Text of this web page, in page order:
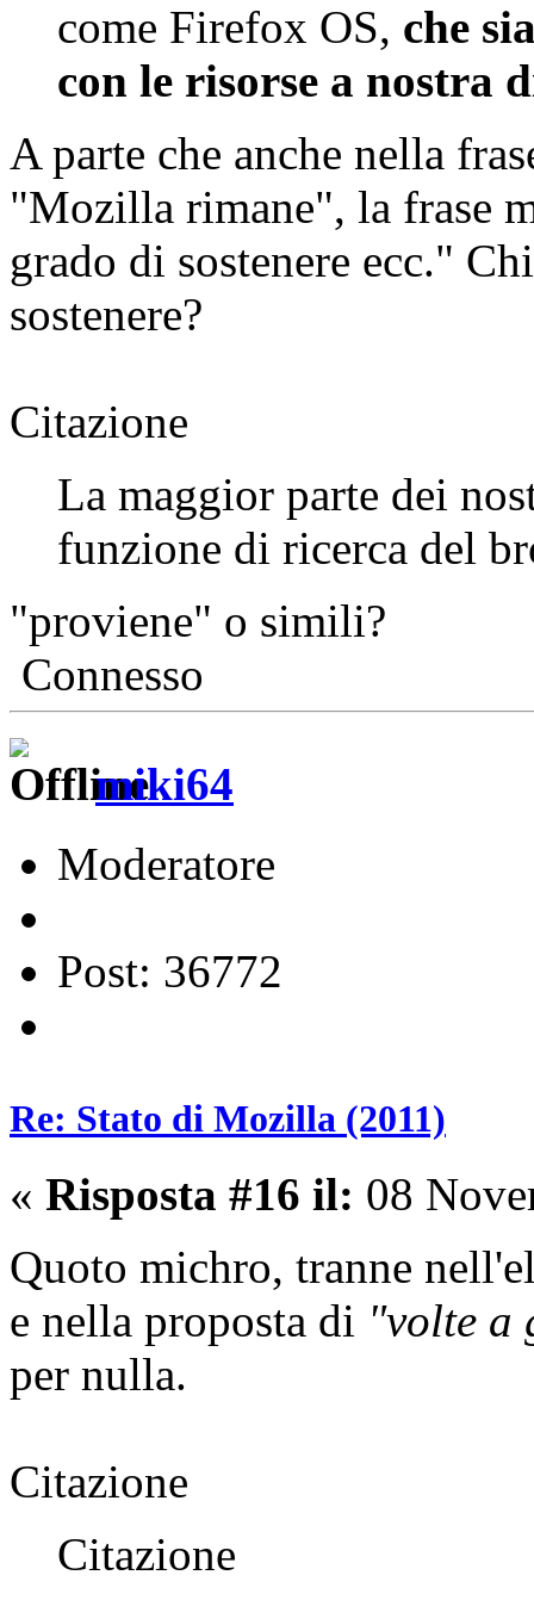
come Firefox OS, che
con le risorse a nostra
A parte che anche nella
"Mozilla rimane", la frase
grado di sostenere ecc."
sostenere?
Citazione
La maggior parte dei
funzione di ricerca del
"proviene" o simili?
Connesso
miki64
Moderatore
Post: 36772
Re: Stato di Mozilla (2011)
« Risposta #16 il: 08
Quoto michro, tranne
e nella proposta di "volte a
per nulla.
Citazione
Citazione